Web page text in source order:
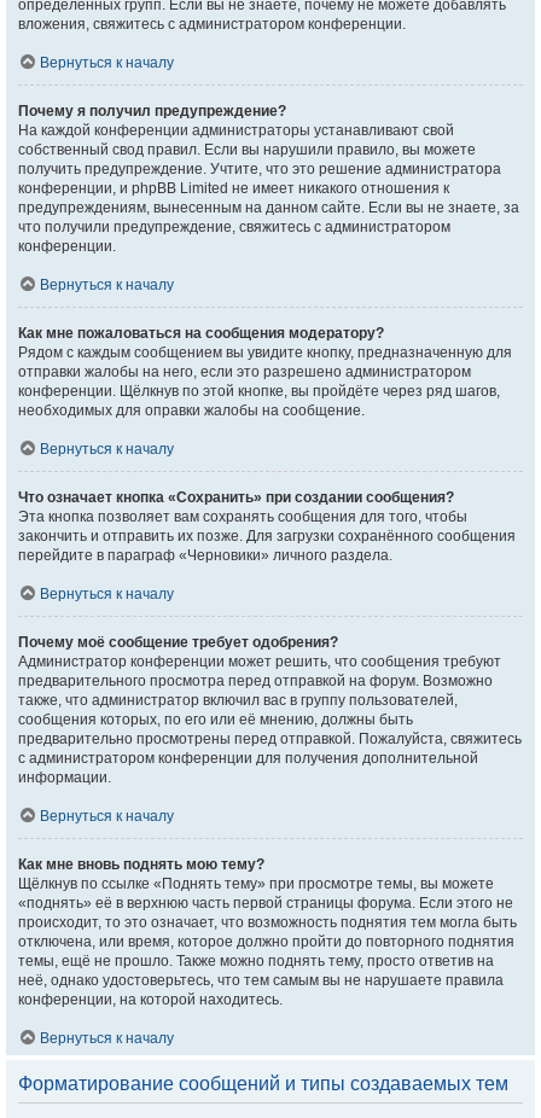
определённых групп. Если вы не знаете, почему не можете добавлять
вложения, свяжитесь с администратором конференции.
Вернуться к началу
Почему я получил предупреждение?
На каждой конференции администраторы устанавливают свой
собственный свод правил. Если вы нарушили правило, вы можете
получить предупреждение. Учтите, что это решение администратора
конференции, и phpBB Limited не имеет никакого отношения к
предупреждениям, вынесенным на данном сайте. Если вы не знаете, за
что получили предупреждение, свяжитесь с администратором
конференции.
Вернуться к началу
Как мне пожаловаться на сообщения модератору?
Рядом с каждым сообщением вы увидите кнопку, предназначенную для
отправки жалобы на него, если это разрешено администратором
конференции. Щёлкнув по этой кнопке, вы пройдёте через ряд шагов,
необходимых для оправки жалобы на сообщение.
Вернуться к началу
Что означает кнопка «Сохранить» при создании сообщения?
Эта кнопка позволяет вам сохранять сообщения для того, чтобы
закончить и отправить их позже. Для загрузки сохранённого сообщения
перейдите в параграф «Черновики» личного раздела.
Вернуться к началу
Почему моё сообщение требует одобрения?
Администратор конференции может решить, что сообщения требуют
предварительного просмотра перед отправкой на форум. Возможно
также, что администратор включил вас в группу пользователей,
сообщения которых, по его или её мнению, должны быть
предварительно просмотрены перед отправкой. Пожалуйста, свяжитесь
с администратором конференции для получения дополнительной
информации.
Вернуться к началу
Как мне вновь поднять мою тему?
Щёлкнув по ссылке «Поднять тему» при просмотре темы, вы можете
«поднять» её в верхнюю часть первой страницы форума. Если этого не
происходит, то это означает, что возможность поднятия тем могла быть
отключена, или время, которое должно пройти до повторного поднятия
темы, ещё не прошло. Также можно поднять тему, просто ответив на
неё, однако удостоверьтесь, что тем самым вы не нарушаете правила
конференции, на которой находитесь.
Вернуться к началу
Форматирование сообщений и типы создаваемых тем